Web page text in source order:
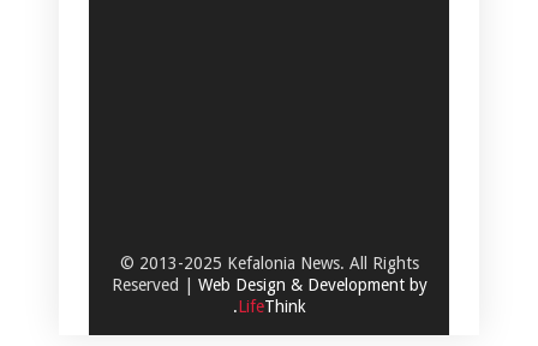
© 2013-2025 Kefalonia News. All Rights
Reserved | Web Design & Development by
.LifeThink